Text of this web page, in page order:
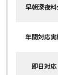
早朝深夜
年間対応
即日対応